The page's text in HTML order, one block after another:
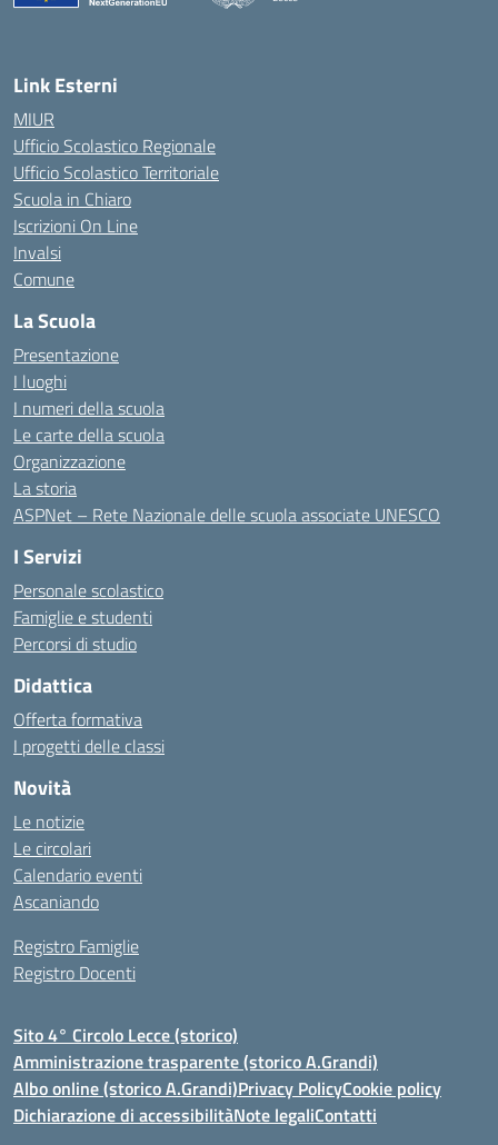
Link Esterni
MIUR
Ufficio Scolastico Regionale
Ufficio Scolastico Territoriale
Scuola in Chiaro
Iscrizioni On Line
Invalsi
Comune
La Scuola
Presentazione
I luoghi
I numeri della scuola
Le carte della scuola
Organizzazione
La storia
ASPNet – Rete Nazionale delle scuola associate UNESCO
I Servizi
Personale scolastico
Famiglie e studenti
Percorsi di studio
Didattica
Offerta formativa
I progetti delle classi
Novità
Le notizie
Le circolari
Calendario eventi
Ascaniando
Registro Famiglie
Registro Docenti
Sito 4° Circolo Lecce (storico)
Amministrazione trasparente (storico A.Grandi)
Albo online (storico A.Grandi)Privacy PolicyCookie policy
Dichiarazione di accessibilitàNote legaliContatti